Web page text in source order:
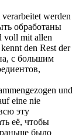
verarbeitet werden
обработаны
voll mit allen
den Rest der
, с большим
und
eine nie
эту
её, чтобы
раньше было